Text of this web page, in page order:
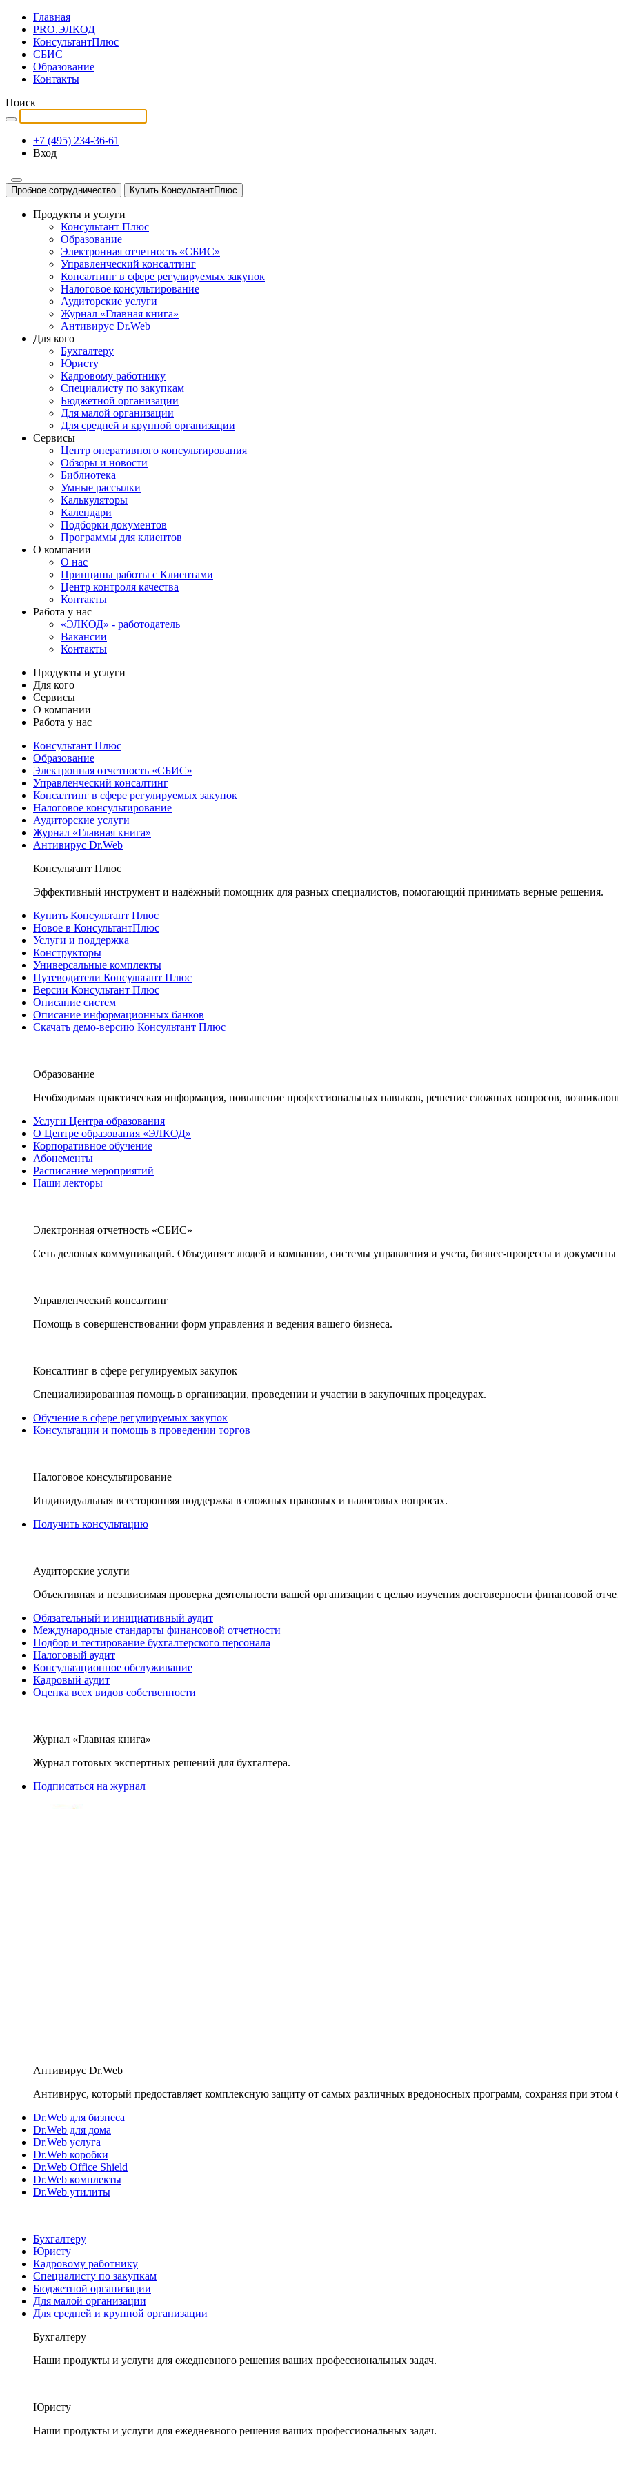
Главная
PRO.ЭЛКОД
КонсультантПлюс
СБИС
Образование
Контакты
Поиск
+7 (495) 234-36-61
Вход
Пробное сотрудничество Купить КонсультантПлюс
Продукты и услуги
Консультант Плюс
Образование
Электронная отчетность «СБИС»
Управленческий консалтинг
Консалтинг в сфере регулируемых закупок
Налоговое консультирование
Аудиторские услуги
Журнал «Главная книга»
Антивирус Dr.Web
Для кого
Бухгалтеру
Юристу
Кадровому работнику
Специалисту по закупкам
Бюджетной организации
Для малой организации
Для средней и крупной организации
Сервисы
Центр оперативного консультирования
Обзоры и новости
Библиотека
Умные рассылки
Калькуляторы
Календари
Подборки документов
Программы для клиентов
О компании
О нас
Принципы работы с Клиентами
Центр контроля качества
Контакты
Работа у нас
«ЭЛКОД» - работодатель
Вакансии
Контакты
Продукты и услуги
Для кого
Сервисы
О компании
Работа у нас
Консультант Плюс
Образование
Электронная отчетность «СБИС»
Управленческий консалтинг
Консалтинг в сфере регулируемых закупок
Налоговое консультирование
Аудиторские услуги
Журнал «Главная книга»
Антивирус Dr.Web
Консультант Плюс
Эффективный инструмент и надёжный помощник для разных специалистов, помогающий принимать верные решения.
Купить Консультант Плюс
Новое в КонсультантПлюс
Услуги и поддержка
Конструкторы
Универсальные комплекты
Путеводители Консультант Плюс
Версии Консультант Плюс
Описание систем
Описание информационных банков
Скачать демо-версию Консультант Плюс
Образование
Необходимая практическая информация, повышение профессиональных навыков, решение сложных вопросов,
Услуги Центра образования
О Центре образования «ЭЛКОД»
Корпоративное обучение
Абонементы
Расписание мероприятий
Наши лекторы
Электронная отчетность «СБИС»
Сеть деловых коммуникаций. Объединяет людей и компании, системы управления и учета, бизнес-процессы и документы
Управленческий консалтинг
Помощь в совершенствовании форм управления и ведения вашего бизнеса.
Консалтинг в сфере регулируемых закупок
Специализированная помощь в организации, проведении и участии в закупочных процедурах.
Обучение в сфере регулируемых закупок
Консультации и помощь в проведении торгов
Налоговое консультирование
Индивидуальная всесторонняя поддержка в сложных правовых и налоговых вопросах.
Получить консультацию
Аудиторские услуги
Объективная и независимая проверка деятельности вашей организации с целью изучения достоверности финансовой
Обязательный и инициативный аудит
Международные стандарты финансовой отчетности
Подбор и тестирование бухгалтерского персонала
Налоговый аудит
Консультационное обслуживание
Кадровый аудит
Оценка всех видов собственности
Журнал «Главная книга»
Журнал готовых экспертных решений для бухгалтера.
Подписаться на журнал
Антивирус Dr.Web
Антивирус, который предоставляет комплексную защиту от самых различных вредоносных программ, сохраняя при этом
Dr.Web для бизнеса
Dr.Web для дома
Dr.Web услуга
Dr.Web коробки
Dr.Web Office Shield
Dr.Web комплекты
Dr.Web утилиты
Бухгалтеру
Юристу
Кадровому работнику
Специалисту по закупкам
Бюджетной организации
Для малой организации
Для средней и крупной организации
Бухгалтеру
Наши продукты и услуги для ежедневного решения ваших профессиональных задач.
Юристу
Наши продукты и услуги для ежедневного решения ваших профессиональных задач.